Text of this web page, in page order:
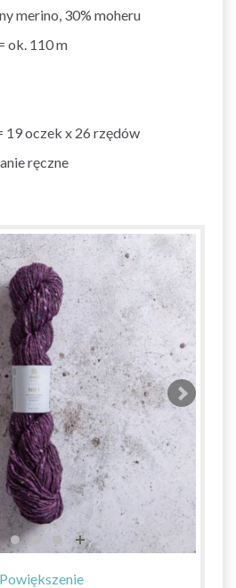
merino, 30% moheru
ok. 110 m
19 oczek x 26 rzędów
ręczne
Powiększenie